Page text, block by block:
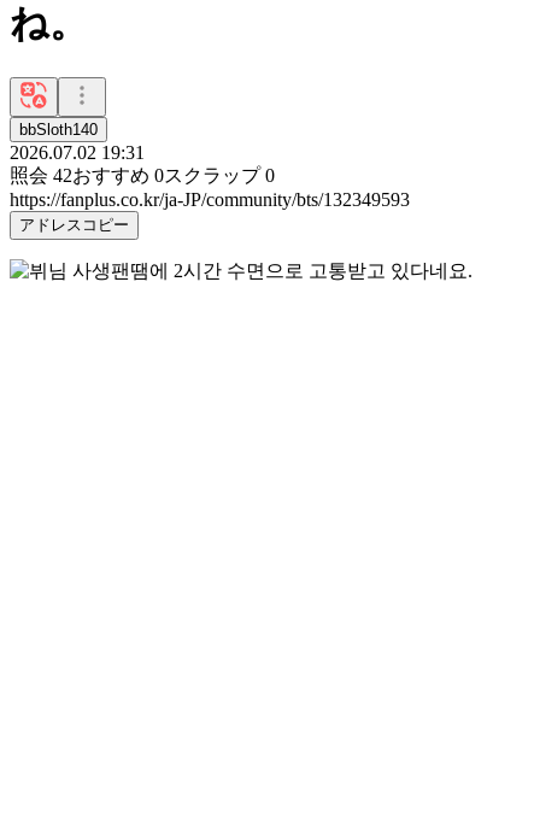
ね。
bbSloth140
2026.07.02 19:31
照会 42おすすめ 0スクラップ 0
https://fanplus.co.kr/ja-JP/community/bts/132349593
アドレスコピー